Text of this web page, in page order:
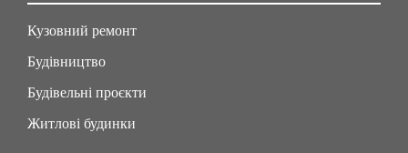
Кузовний ремонт
Будівництво
Будівельні проєкти
Житлові будинки